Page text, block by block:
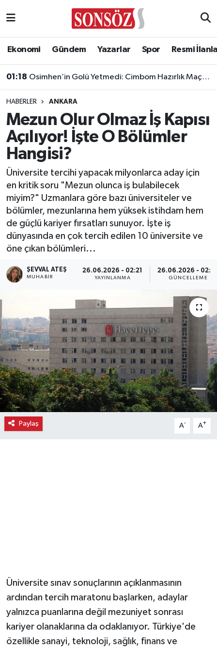
Ekonomi Gündem Yazarlar Spor Resmi
01:18 Osimhen’in Golü Yetmedi: Cimbom Hazırlık Maçını Olaylı Kapattı!
HABERLER ANKARA
Mezun Olur Olmaz İş Kapısı
Açılıyor! İşte O Bölümler
Hangisi?
Üniversite tercihi yapacak milyonlarca aday için
en kritik soru "Mezun olunca iş bulabilecek
miyim?" Uzmanlara göre bazı üniversiteler ve
bölümler, mezunlarına hem yüksek istihdam hem
de güçlü kariyer fırsatları sunuyor. İşte iş
dünyasında en çok tercih edilen 10 üniversite ve
öne çıkan bölümleri...
ŞEVVAL ATEŞ
MUHABIR
26.06.2026 - 02:21
YAYINLANMA
26.06.2026 -
GÜNCELLEME
Paylaş A- A+
Üniversite sınav sonuçlarının açıklanmasının
ardından tercih maratonu başlarken, adaylar
yalnızca puanlarına değil mezuniyet sonrası
kariyer olanaklarına da odaklanıyor. Türkiye'de
özellikle sanayi, teknoloji, sağlık, finans ve
Asayiş
Çevre
Diğer
Dünya
Eğitim
Ekonomi
Gündem
Gurme
Haber
İlçe Haberleri
Keşfet
Kültür & Sanat
Sokak Hayvanlarını Sahiplendirme
Sonsöz Özel
Spor
Ankara Nöbetçi Eczaneler
Ankara Trafik Yoğunluk Haritası
Süper Lig Puan Durumu ve Fikstür
Tüm Manşetler
Son Dakika Haberleri
Haber Arşivi